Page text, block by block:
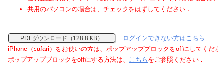
共用のパソコンの場合は、チェックをはずしてください．
PDFダウンロード（128.8 KB）
ログインできない方はこちら
iPhone（safari）をお使いの方は、ポップアップブロックをoffにしてくだ
ポップアップブロックをoffにする方法は、 こちら をご参照ください．